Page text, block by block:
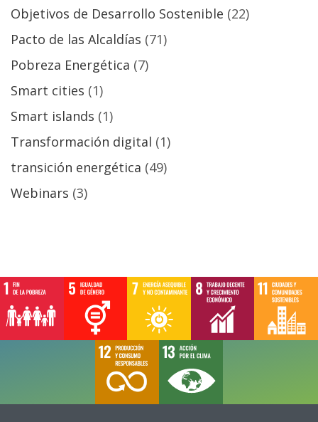
Objetivos de Desarrollo Sostenible (22)
Pacto de las Alcaldías (71)
Pobreza Energética (7)
Smart cities (1)
Smart islands (1)
Transformación digital (1)
transición energética (49)
Webinars (3)